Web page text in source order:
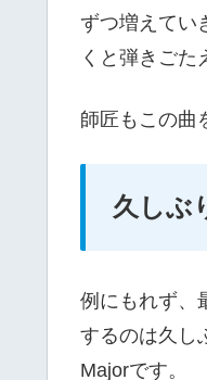
ずつ増えてい
くと弾きごた
師匠もこの曲
久しぶ
例にもれず、
するのは久し
Majorです。